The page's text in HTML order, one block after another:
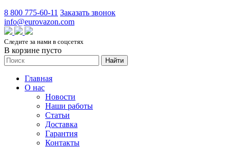
8 800 775-60-11 Заказать звонок
info@eurovazon.com
Следите за нами в соцсетях
В корзине пусто
Найти
Главная
О нас
Новости
Наши работы
Статьи
Доставка
Гарантия
Контакты